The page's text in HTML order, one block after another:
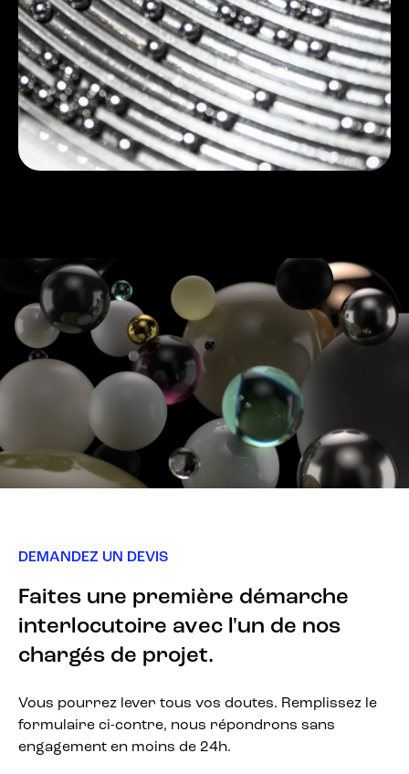
DEMANDEZ UN DEVIS
Faites une première démarche
interlocutoire avec l'un de nos
chargés de projet.
Vous pourrez lever tous vos doutes. Remplissez le
formulaire ci-contre, nous répondrons sans
engagement en moins de 24h.